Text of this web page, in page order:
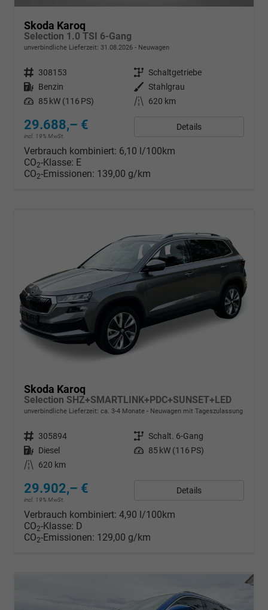
Skoda Karoq
Selection 1.0 TSI 6-Gang
unverbindliche Lieferzeit: 31.08.2026 Neuwagen
Fahrzeugnr. 308153 Getriebe Schaltgetriebe
Kraftstoff Benzin Außenfarbe Stahlgrau
Leistung 85 kW (116 PS) Kilometerstand 620 km
29.688,– €
incl. 19% MwSt.
Details
Verbrauch kombiniert: 6,10 l/100km
CO2-Klasse: E
CO2-Emissionen: 139,00 g/km
Skoda Karoq
Selection SHZ+SMARTLINK+PDC+SUNSET+LED
unverbindliche Lieferzeit: ca. 3-4 Monate Neuwagen mit Tageszulassung
Fahrzeugnr. 305894 Getriebe Schalt. 6-Gang
Kraftstoff Diesel Leistung 85 kW (116 PS)
Kilometerstand
620 km
29.902,– €
incl. 19% MwSt.
Details
Verbrauch kombiniert: 4,90 l/100km
CO2-Klasse: D
CO2-Emissionen: 129,00 g/km